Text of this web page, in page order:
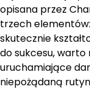
opisana przez
trzech
skutecznie
do sukcesu,
uruchamiające
niepożądaną